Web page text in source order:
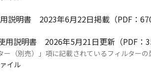
説明書 2023年6月22日掲載（PDF：
用説明書 2026年5月21日更新（PDF：
ー（別売）」項に記載されているフィルター
イル